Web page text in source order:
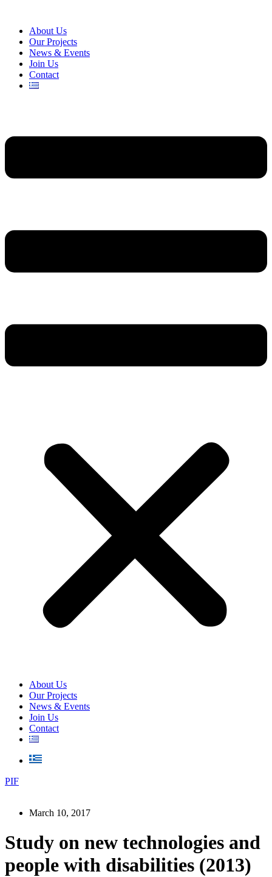
About Us
Our Projects
News & Events
Join Us
Contact
About Us
Our Projects
News & Events
Join Us
Contact
PIF
March 10, 2017
Study on new technologies and
people with disabilities (2013)